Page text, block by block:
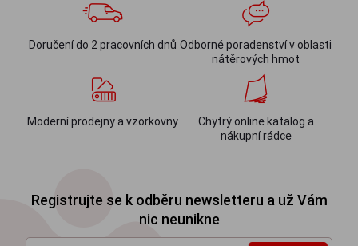
Doručení do 2 pracovních dnů Odborné poradenství v oblasti
nátěrových hmot
Moderní prodejny a vzorkovny
Chytrý online katalog a
nákupní rádce
Registrujte se k odběru newsletteru a už Vám
nic neunikne